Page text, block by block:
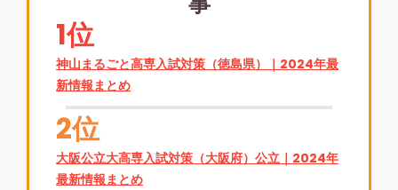
1位
神山まるごと高専入試対策（徳島県）｜2024年最
新情報まとめ
2位
大阪公立大高専入試対策（大阪府）公立｜2024年
最新情報まとめ